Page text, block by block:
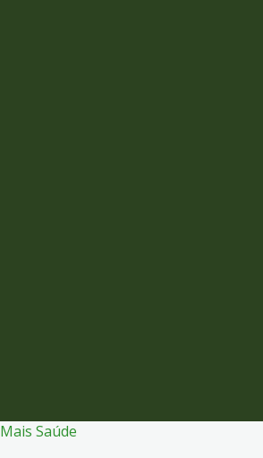
Mais Saúde